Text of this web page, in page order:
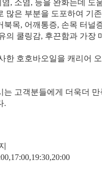
, 소염, 등을 완화는데 도
많은 부분을 도포하여 기
북목, 어깨통증, 손목 터
의 쿨링감, 후끈함과 가
한 호호바오일을 캐리어
는 고객분들에게 더욱더
.